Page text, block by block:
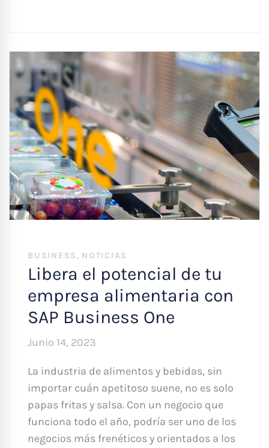
BUSINESS , NOTICIAS
Libera el potencial de tu
empresa alimentaria con
SAP Business One
Junio 14, 2023
La industria de alimentos y bebidas, sin
importar cuán apetitoso suene, no es solo
papas fritas y salsa. Con un negocio que
funciona todo el año, podría ser uno de los
negocios más frenéticos y orientados a los